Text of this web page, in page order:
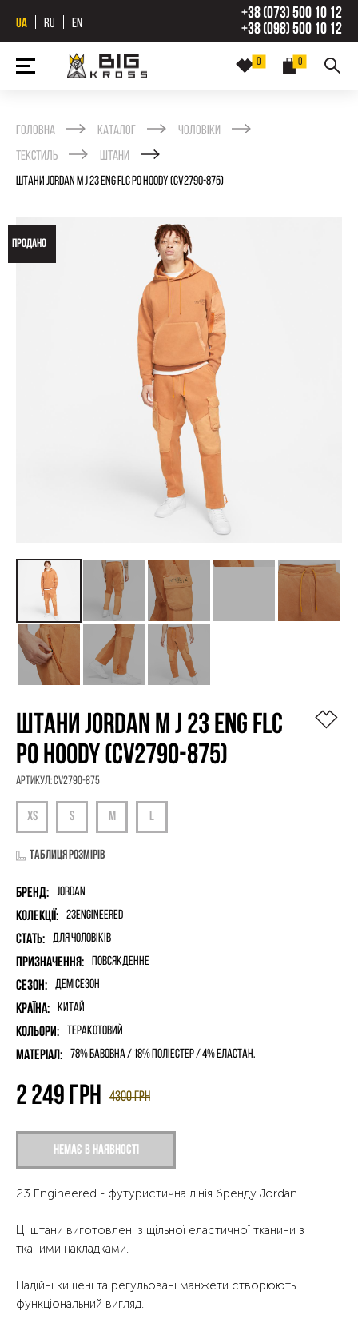
UA RU EN
+38 (073) 500 10 12
+38 (098) 500 10 12
0
0
Головна Каталог
Чоловіки
Текстиль
Штани
ШТАНИ JORDAN M J 23 ENG FLC PO HOODY (CV2790-875)
ПРОДАНО
ШТАНИ JORDAN M J 23 ENG FLC
PO HOODY (CV2790-875)
Артикул:CV2790-875
Таблиця розмірів
Бренд: Jordan
Колекції: 23Engineered
Стать: для чоловіків
Призначення: Повсякденне
Сезон: Демісезон
Країна: Китай
Кольори: Теракотовий
Матеріал: 78% бавовна / 18% поліестер / 4% еластан.
Немає в наявності
4300грн
2 249 грн
23 Engineered - футуристична лінія бренду Jordan.
Ці штани виготовлені з щільної еластичної тканини з
тканими накладками.
Надійні кишені та регульовані манжети створюють
функціональний вигляд.